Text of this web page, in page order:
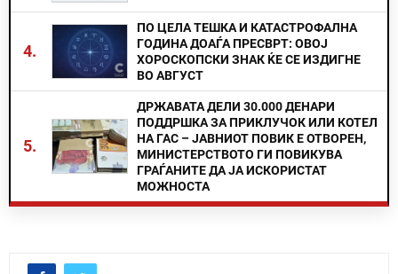
4.
ПО ЦЕЛА ТЕШКА И КАТАСТРОФАЛНА
ГОДИНА ДОАЃА ПРЕСВРТ: ОВОЈ
ХОРОСКОПСКИ ЗНАК ЌЕ СЕ ИЗДИГНЕ
ВО АВГУСТ
5.
ДРЖАВАТА ДЕЛИ 30.000 ДЕНАРИ
ПОДДРШКА ЗА ПРИКЛУЧОК ИЛИ КОТЕЛ
НА ГАС – ЈАВНИОТ ПОВИК Е ОТВОРЕН,
МИНИСТЕРСТВОТО ГИ ПОВИКУВА
ГРАЃАНИТЕ ДА ЈА ИСКОРИСТАТ
МОЖНОСТА